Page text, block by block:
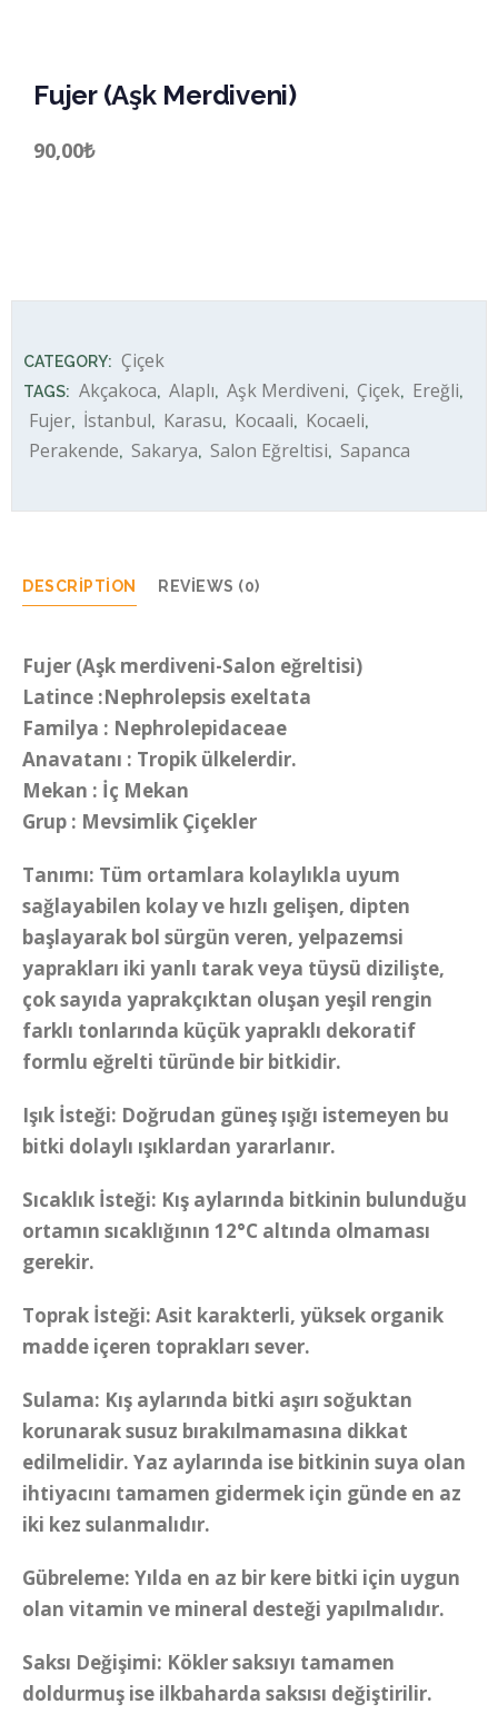
Fujer (Aşk Merdiveni)
90,00₺
CATEGORY: Çiçek
TAGS: Akçakoca, Alaplı, Aşk Merdiveni, Çiçek, Ereğli,
Fujer, İstanbul, Karasu, Kocaali, Kocaeli,
Perakende, Sakarya, Salon Eğreltisi, Sapanca
DESCRIPTION REVIEWS (0)
Fujer (Aşk merdiveni-Salon eğreltisi)
Latince :Nephrolepsis exeltata
Familya : Nephrolepidaceae
Anavatanı : Tropik ülkelerdir.
Mekan : İç Mekan
Grup : Mevsimlik Çiçekler
Tanımı: Tüm ortamlara kolaylıkla uyum
sağlayabilen kolay ve hızlı gelişen, dipten
başlayarak bol sürgün veren, yelpazemsi
yaprakları iki yanlı tarak veya tüysü dizilişte,
çok sayıda yaprakçıktan oluşan yeşil rengin
farklı tonlarında küçük yapraklı dekoratif
formlu eğrelti türünde bir bitkidir.
Işık İsteği: Doğrudan güneş ışığı istemeyen bu
bitki dolaylı ışıklardan yararlanır.
Sıcaklık İsteği: Kış aylarında bitkinin bulunduğu
ortamın sıcaklığının 12°C altında olmaması
gerekir.
Toprak İsteği: Asit karakterli, yüksek organik
madde içeren toprakları sever.
Sulama: Kış aylarında bitki aşırı soğuktan
korunarak susuz bırakılmamasına dikkat
edilmelidir. Yaz aylarında ise bitkinin suya olan
ihtiyacını tamamen gidermek için günde en az
iki kez sulanmalıdır.
Gübreleme: Yılda en az bir kere bitki için uygun
olan vitamin ve mineral desteği yapılmalıdır.
Saksı Değişimi: Kökler saksıyı tamamen
doldurmuş ise ilkbaharda saksısı değiştirilir.